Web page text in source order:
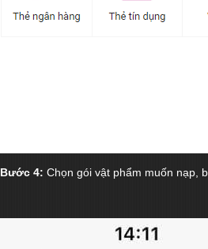
Bước 4: Chọn gói vật phẩm muốn nạp,